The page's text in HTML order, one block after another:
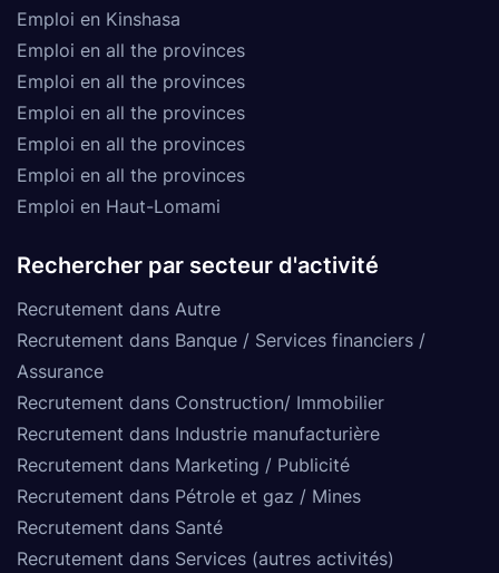
Emploi en Kinshasa
Emploi en all the provinces
Emploi en all the provinces
Emploi en all the provinces
Emploi en all the provinces
Emploi en all the provinces
Emploi en Haut-Lomami
Rechercher par secteur d'activité
Recrutement dans Autre
Recrutement dans Banque / Services financiers /
Assurance
Recrutement dans Construction/ Immobilier
Recrutement dans Industrie manufacturière
Recrutement dans Marketing / Publicité
Recrutement dans Pétrole et gaz / Mines
Recrutement dans Santé
Recrutement dans Services (autres activités)